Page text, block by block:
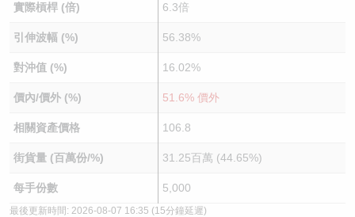
實際槓桿 (倍) 6.3倍
引伸波幅 (%) 56.38%
對沖值 (%) 16.02%
價內/價外 (%) 51.6% 價外
相關資產價格 106.8
街貨量 (百萬份/%) 31.25百萬 (44.65%)
每手份數 5,000
最後更新時間: 2026-08-07 16:35 (15分鐘延遲)